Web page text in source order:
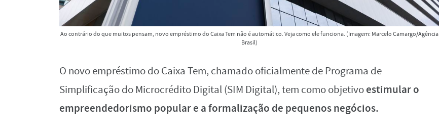
Ao contrário do que muitos pensam, novo empréstimo do Caixa Tem não é automático. Veja como ele funciona. (Imagem: Marcelo Camargo/Agência
Brasil)
O novo empréstimo do Caixa Tem, chamado oficialmente de Programa de
Simplificação do Microcrédito Digital (SIM Digital), tem como objetivoestimular o
empreendedorismo popular e a formalização de pequenos negócios.